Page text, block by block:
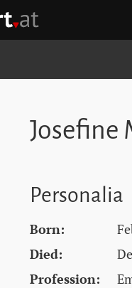
Josefine
Personalia
Born:
Died:
Profession: